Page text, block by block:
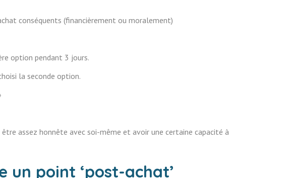
conséquents (financièrement ou moralement)
option pendant 3 jours.
la seconde option.
être assez honnête avec soi-même et avoir une certaine capacité à
un point ‘post-achat’